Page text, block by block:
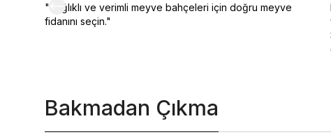
"Sağlıklı ve verimli meyve bahçeleri için doğru meyve
fidanını seçin."
Bakmadan Çıkma